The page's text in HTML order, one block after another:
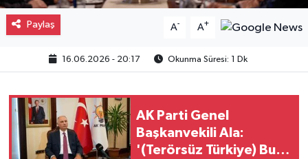
Paylaş A- A+
16.06.2026 - 20:17 Okunma Süresi: 1 Dk
AK Parti Genel
Başkanvekili Ala:
'(Terörsüz Türkiye) Bu